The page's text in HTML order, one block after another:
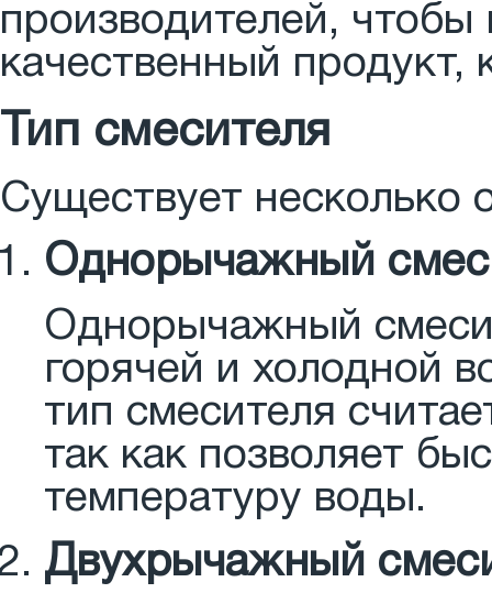
производителей, чтобы
качественный
Тип смесителя
Существует несколько
Однорычажный
Однорычажный
горячей и холодной
тип смесителя
так как позволяет
температуру воды.
Двухрычажный